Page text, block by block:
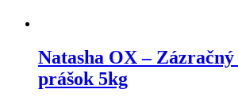
Natasha OX –
prášok 5kg